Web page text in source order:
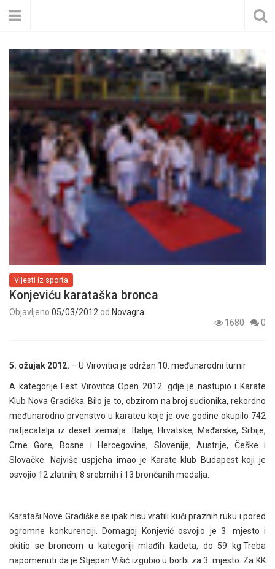
Vijesti iz sporta
Konjeviću karataška bronca
Objavljeno 05/03/2012 od Novagra
1680
0
5. ožujak 2012. – U Virovitici je održan 10. međunarodni turnir
A kategorije Fest Virovitca Open 2012. gdje je nastupio i Karate
Klub Nova Gradiška. Bilo je to, obzirom na broj sudionika, rekordno
međunarodno prvenstvo u karateu koje je ove godine okupilo 742
natjecatelja iz deset zemalja: Italije, Hrvatske, Mađarske, Srbije,
Crne Gore, Bosne i Hercegovine, Slovenije, Austrije, Češke i
Slovačke. Najviše uspjeha imao je Karate klub Budapest koji je
osvojio 12 zlatnih, 8 srebrnih i 13 brončanih medalja.
Karataši Nove Gradiške se ipak nisu vratili kući praznih ruku i pored
ogromne konkurenciji. Domagoj Konjević osvojio je 3. mjesto i
okitio se broncom u kategoriji mlađih kadeta, do 59 kg.Treba
napomenuti da je Stjepan Višić izgubio u borbi za 3. mjesto. Za KK